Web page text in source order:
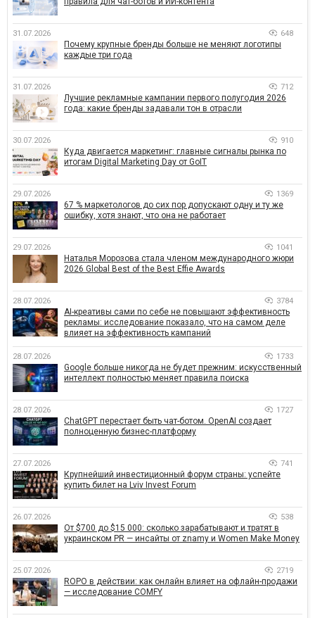
31.07.2026 648
Почему крупные бренды больше не меняют логотипы
каждые три года
31.07.2026 712
Лучшие рекламные кампании первого полугодия 2026
года: какие бренды задавали тон в отрасли
30.07.2026 910
Куда двигается маркетинг: главные сигналы рынка по
итогам Digital Marketing Day от GoIT
29.07.2026 1369
67 % маркетологов до сих пор допускают одну и ту же
ошибку, хотя знают, что она не работает
29.07.2026 1041
Наталья Морозова стала членом международного жюри
2026 Global Best of the Best Effie Awards
28.07.2026 3784
AI-креативы сами по себе не повышают эффективность
рекламы: исследование показало, что на самом деле
влияет на эффективность кампаний
28.07.2026 1733
Google больше никогда не будет прежним: искусственный
интеллект полностью меняет правила поиска
28.07.2026 1727
ChatGPT перестает быть чат-ботом. OpenAI создает
полноценную бизнес-платформу
27.07.2026 741
Крупнейший инвестиционный форум страны: успейте
купить билет на Lviv Invest Forum
26.07.2026 538
От $700 до $15 000: сколько зарабатывают и тратят в
украинском PR — инсайты от znamy и Women Make Money
25.07.2026 2719
ROPO в действии: как онлайн влияет на офлайн-продажи
— исследование COMFY